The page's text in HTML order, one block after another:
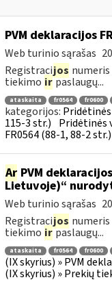
PVM deklaracijos
Web turinio sąrašas
Registracijos numeris
tiekimo irpaslaugų...
ataskaita fr0564 fr0600
kategorijos: Pridėtinės
115-3 str.) Pridėtinės
FR0564 (88-1, 88-2 str.)
ArPVM
Lietuvoje)“
Web turinio sąrašas
Registracijos numeris
tiekimo irpaslaugų...
ataskaita fr0564 fr0600
(IX skyrius) » PVM
(IX skyrius) » Prekių